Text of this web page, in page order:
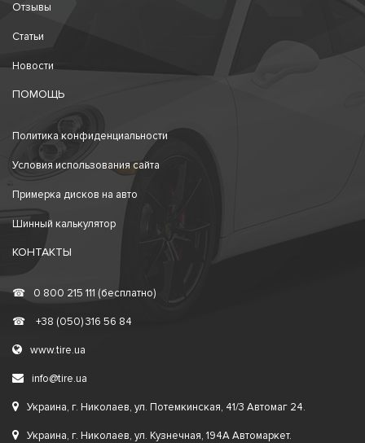
Отзывы
Статьи
Новости
ПОМОЩЬ
Политика конфиденциальности
Условия использования сайта
Примерка дисков на авто
Шинный калькулятор
КОНТАКТЫ
☎ 0 800 215 111 (бесплатно)
☎ +38 (050) 316 56 84
www.tire.ua
info@tire.ua
Украина, г. Николаев, ул. Потемкинская, 41/3 Автомаг 24.
Украина, г. Николаев, ул. Кузнечная, 194А Автомаркет.